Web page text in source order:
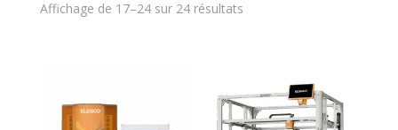
Affichage de 17–24 sur 24 résultats